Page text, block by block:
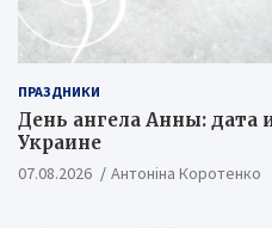
ПРАЗДНИКИ
День ангела Анны: дата
Украине
07.08.2026 Антоніна Коротенко